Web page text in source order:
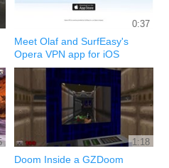
0:37
Meet Olaf and SurfEasy's
Opera VPN app for iOS
1:18
Doom Inside a GZDoom